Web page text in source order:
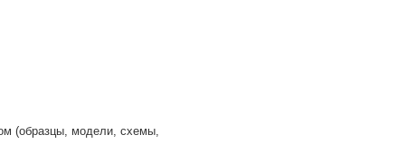
(образцы, модели, схемы,